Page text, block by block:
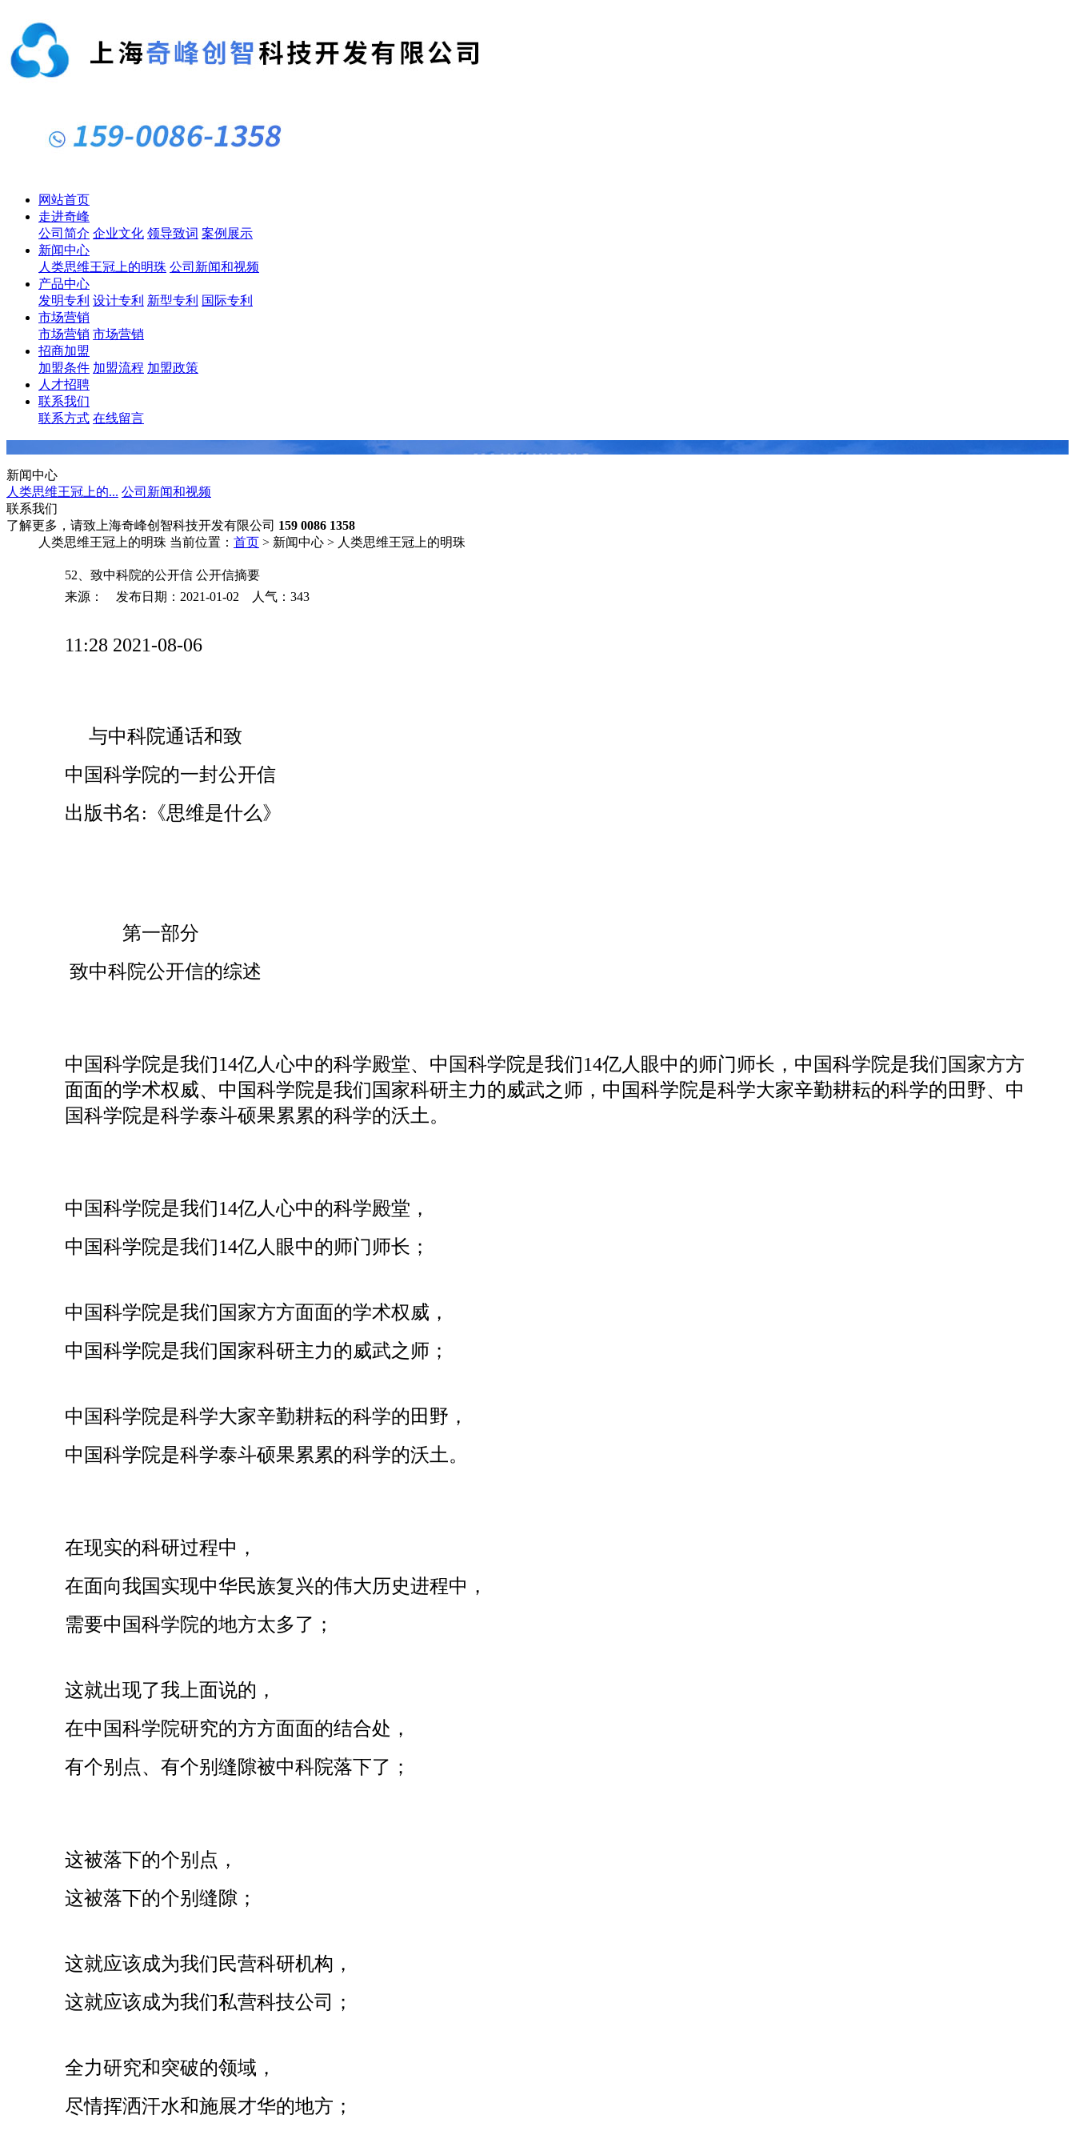
网站首页
走进奇峰
公司简介 企业文化 领导致词 案例展示
新闻中心
人类思维王冠上的明珠 公司新闻和视频
产品中心
发明专利 设计专利 新型专利 国际专利
市场营销
市场营销 市场营销
招商加盟
加盟条件 加盟流程 加盟政策
人才招聘
联系我们
联系方式 在线留言
新闻中心
人类思维王冠上的... 公司新闻和视频
联系我们
了解更多，请致上海奇峰创智科技开发有限公司 159 0086 1358
人类思维王冠上的明珠 当前位置： 首页 > 新闻中心 > 人类思维王冠上的明珠
52、致中科院的公开信 公开信摘要
来源： 发布日期：2021-01-02 人气： 343
11:28 2021-08-06
与中科院通话和致
中国科学院的一封公开信
出版书名:《思维是什么》
第一部分
致中科院公开信的综述
中国科学院是我们14亿人心中的科学殿堂、中国科学院是我们14亿人眼中的师门师长，中国科学院是我们国家方方
面面的学术权威、中国科学院是我们国家科研主力的威武之师，中国科学院是科学大家辛勤耕耘的科学的田野、中
国科学院是科学泰斗硕果累累的科学的沃土。
中国科学院是我们14亿人心中的科学殿堂，
中国科学院是我们14亿人眼中的师门师长；
中国科学院是我们国家方方面面的学术权威，
中国科学院是我们国家科研主力的威武之师；
中国科学院是科学大家辛勤耕耘的科学的田野，
中国科学院是科学泰斗硕果累累的科学的沃土。
在现实的科研过程中，
在面向我国实现中华民族复兴的伟大历史进程中，
需要中国科学院的地方太多了；
这就出现了我上面说的，
在中国科学院研究的方方面面的结合处，
有个别点、有个别缝隙被中科院落下了；
这被落下的个别点，
这被落下的个别缝隙；
这就应该成为我们民营科研机构，
这就应该成为我们私营科技公司；
全力研究和突破的领域，
尽情挥洒汗水和施展才华的地方；